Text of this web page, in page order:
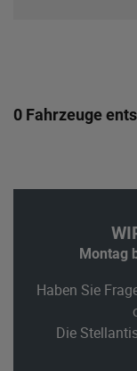
0 Fahrzeuge
Montag
Haben Sie
Die